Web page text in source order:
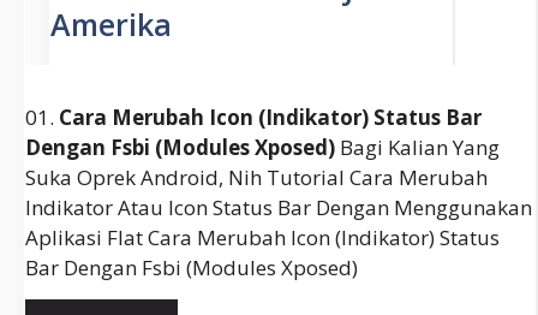
01. Cara Merubah Icon (indikator) Status Bar
Dengan Fsbi (modules Xposed) Bagi Kalian Yang
Suka Oprek Android, Nih Tutorial Cara Merubah
Indikator Atau Icon Status Bar Dengan Menggunakan
Aplikasi Flat Cara Merubah Icon (indikator) Status
Bar Dengan Fsbi (modules Xposed)